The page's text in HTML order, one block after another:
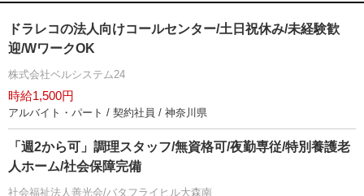
ドラレコの法人向けコールセンター/土日祝休み/未経験歓
迎/WワークOK
株式会社ベルシステム24
時給1,500円
アルバイト・パート / 契約社員 / 神奈川県
「週2から可」調理スタッフ/無資格可/夜勤専従/特別養護老
人ホーム/社会保障完備
社会福祉法人善光会/バタフライヒル大森南